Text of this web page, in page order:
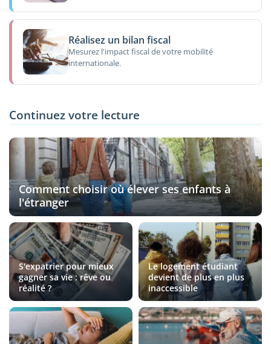
Réalisez un bilan fiscal
Mesurez l'impact fiscal de votre mobilité
internationale.
Continuez votre lecture
Comment choisir où élever ses enfants à
l'étranger
S'expatrier pour mieux
gagner sa vie : rêve ou
réalité ?
Le logement étudiant
devient de plus en plus
inaccessible